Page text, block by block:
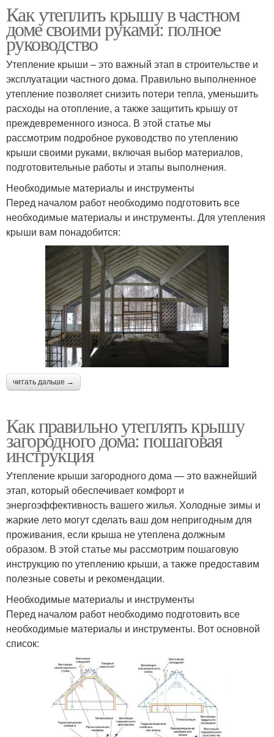
Как утеплить крышу в частном
доме своими руками: полное
руководство
Утепление крыши – это важный этап в строительстве и
эксплуатации частного дома. Правильно выполненное
утепление позволяет снизить потери тепла, уменьшить
расходы на отопление, а также защитить крышу от
преждевременного износа. В этой статье мы
рассмотрим подробное руководство по утеплению
крыши своими руками, включая выбор материалов,
подготовительные работы и этапы выполнения.
Необходимые материалы и инструменты
Перед началом работ необходимо подготовить все
необходимые материалы и инструменты. Для утепления
крыши вам понадобится:
читать дальше →
Как правильно утеплять крышу
загородного дома: пошаговая
инструкция
Утепление крыши загородного дома — это важнейший
этап, который обеспечивает комфорт и
энергоэффективность вашего жилья. Холодные зимы и
жаркие лето могут сделать ваш дом непригодным для
проживания, если крыша не утеплена должным
образом. В этой статье мы рассмотрим пошаговую
инструкцию по утеплению крыши, а также предоставим
полезные советы и рекомендации.
Необходимые материалы и инструменты
Перед началом работ необходимо подготовить все
необходимые материалы и инструменты. Вот основной
список: